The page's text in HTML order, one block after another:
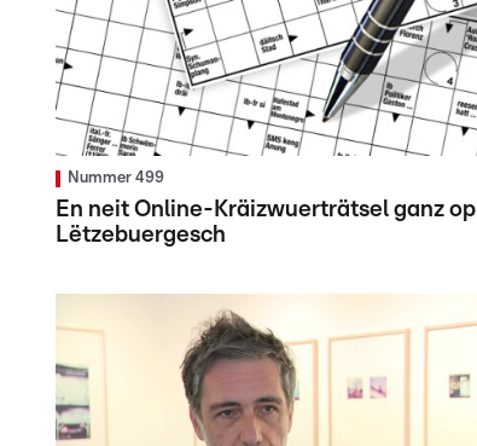
Nummer 499
En neit Online-Kräizwuerträtsel ganz op
Lëtzebuergesch